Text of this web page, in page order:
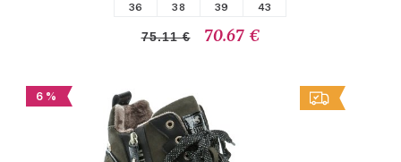
36 38 39 43
75.11 € 70.67 €
6 %